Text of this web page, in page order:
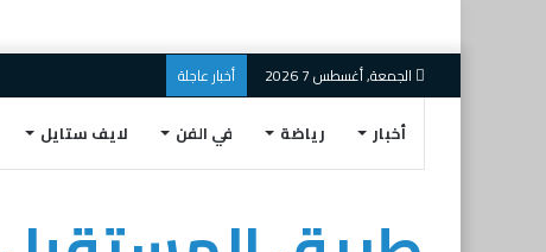
الجمعة, أغسطس 7 2026 أخبار عاجلة
أخبار رياضة في الفن لايف ستايل